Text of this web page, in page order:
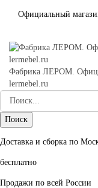
Официальный
Фабрика ЛЕРОМ.
lermebel.ru
Доставка и сборка по
бесплатно
Продажи по всей России